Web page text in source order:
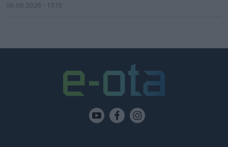
06.08.2026 - 13.10